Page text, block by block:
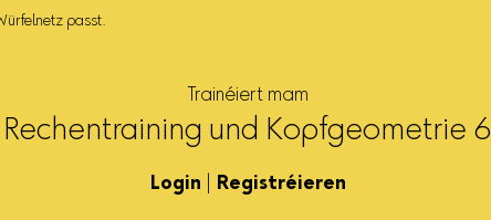
passt.
Trainéiert mam
Rechentraining und Kopfgeometrie 6
Login Registréieren